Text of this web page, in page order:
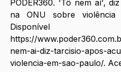
PODER360. 'Tô nem aí',
na ONU sobre
https://
nem-ai-diz-tarcisio-apos-
violencia-em-sao-paulo/.